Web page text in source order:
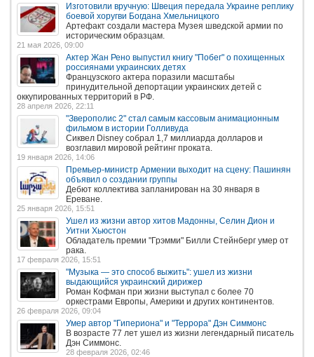
Изготовили вручную: Швеция передала Украине реплику
боевой хоругви Богдана Хмельницкого
Артефакт создали мастера Музея шведской армии по
историческим образцам.
21 мая 2026, 09:00
Актер Жан Рено выпустил книгу "Побег" о похищенных
россиянами украинских детях
Французского актера поразили масштабы
принудительной депортации украинских детей с
оккупированных территорий в РФ.
28 апреля 2026, 22:11
"Зверополис 2" стал самым кассовым анимационным
фильмом в истории Голливуда
Сиквел Disney собрал 1,7 миллиарда долларов и
возглавил мировой рейтинг проката.
19 января 2026, 14:06
Премьер-министр Армении выходит на сцену: Пашинян
объявил о создании группы
Дебют коллектива запланирован на 30 января в
Ереване.
25 января 2026, 15:51
Ушел из жизни автор хитов Мадонны, Селин Дион и
Уитни Хьюстон
Обладатель премии "Грэмми" Билли Стейнберг умер от
рака.
17 февраля 2026, 15:51
"Музыка — это способ выжить": ушел из жизни
выдающийся украинский дирижер
Роман Кофман при жизни выступал с более 70
оркестрами Европы, Америки и других континентов.
26 февраля 2026, 09:04
Умер автор "Гипериона" и "Террора" Дэн Симмонс
В возрасте 77 лет ушел из жизни легендарный писатель
Дэн Симмонс.
28 февраля 2026, 02:46